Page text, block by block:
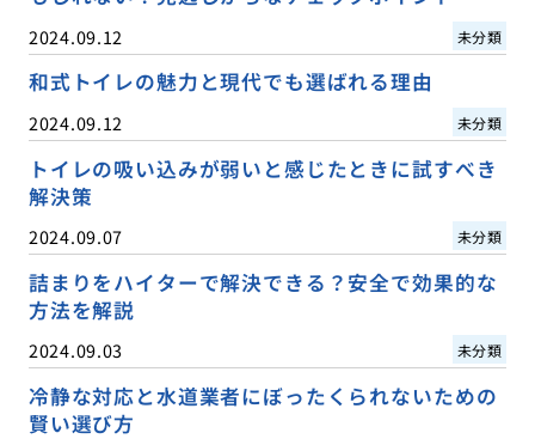
2024.09.12 未分類
和式トイレの魅力と現代でも選ばれる理由
2024.09.12 未分類
トイレの吸い込みが弱いと感じたときに試すべき
解決策
2024.09.07 未分類
詰まりをハイターで解決できる？安全で効果的な
方法を解説
2024.09.03 未分類
冷静な対応と水道業者にぼったくられないための
賢い選び方